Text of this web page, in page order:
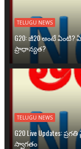
TELUGU NEWS
G20: జీ20 అంటే ఏంటి?
ప్రాధాన్యత?
TELUGU NEWS
G20 Live Updates:
స్వాగతం